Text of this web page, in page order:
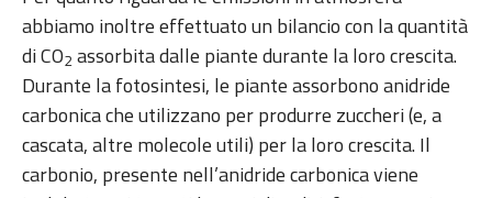
abbiamo inoltre effettuato un bilancio con la quantità
di CO2 assorbita dalle piante durante la loro crescita.
Durante la fotosintesi, le piante assorbono anidride
carbonica che utilizzano per produrre zuccheri (e, a
cascata, altre molecole utili) per la loro crescita. Il
carbonio, presente nell’anidride carbonica viene